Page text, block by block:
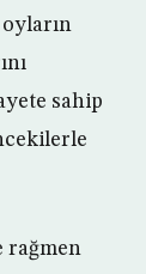
sahip
rağmen